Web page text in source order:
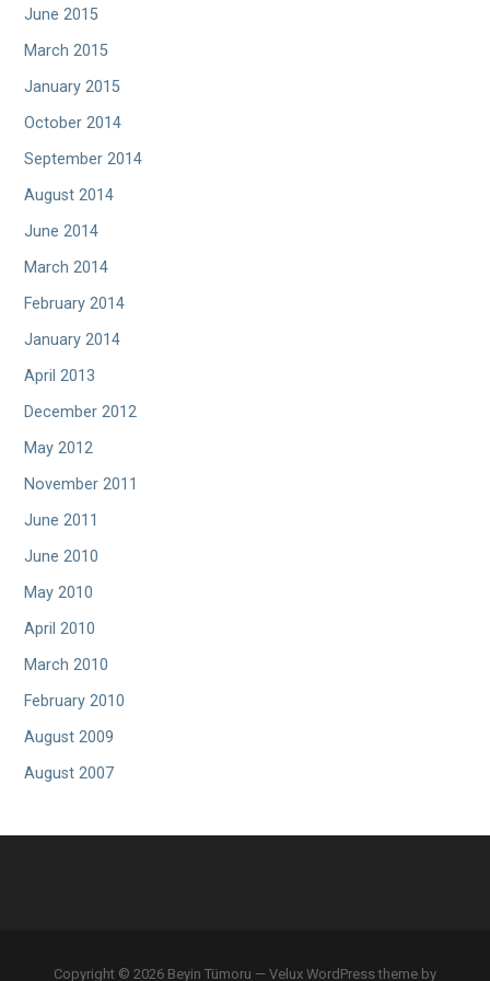
June 2015
March 2015
January 2015
October 2014
September 2014
August 2014
June 2014
March 2014
February 2014
January 2014
April 2013
December 2012
May 2012
November 2011
June 2011
June 2010
May 2010
April 2010
March 2010
February 2010
August 2009
August 2007
Copyright © 2026 Beyin Tümoru — Velux WordPress theme by